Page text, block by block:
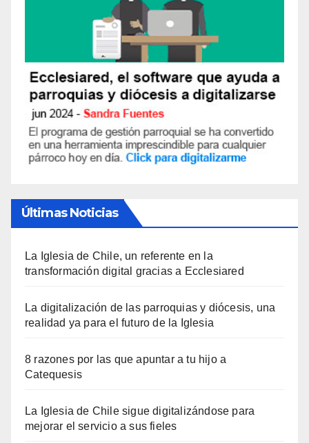
Últimas Noticias
La Iglesia de Chile, un referente en la
transformación digital gracias a Ecclesiared
La digitalización de las parroquias y diócesis, una
realidad ya para el futuro de la Iglesia
8 razones por las que apuntar a tu hijo a
Catequesis
La Iglesia de Chile sigue digitalizándose para
mejorar el servicio a sus fieles